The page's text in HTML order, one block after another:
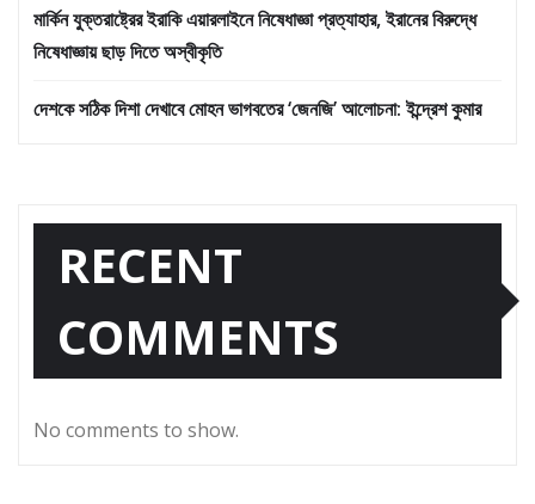
মার্কিন যুক্তরাষ্ট্রের ইরাকি এয়ারলাইনে নিষেধাজ্ঞা প্রত্যাহার, ইরানের বিরুদ্ধে
নিষেধাজ্ঞায় ছাড় দিতে অস্বীকৃতি
দেশকে সঠিক দিশা দেখাবে মোহন ভাগবতের ‘জেনজি’ আলোচনা: ইন্দ্রেশ কুমার
RECENT
COMMENTS
No comments to show.